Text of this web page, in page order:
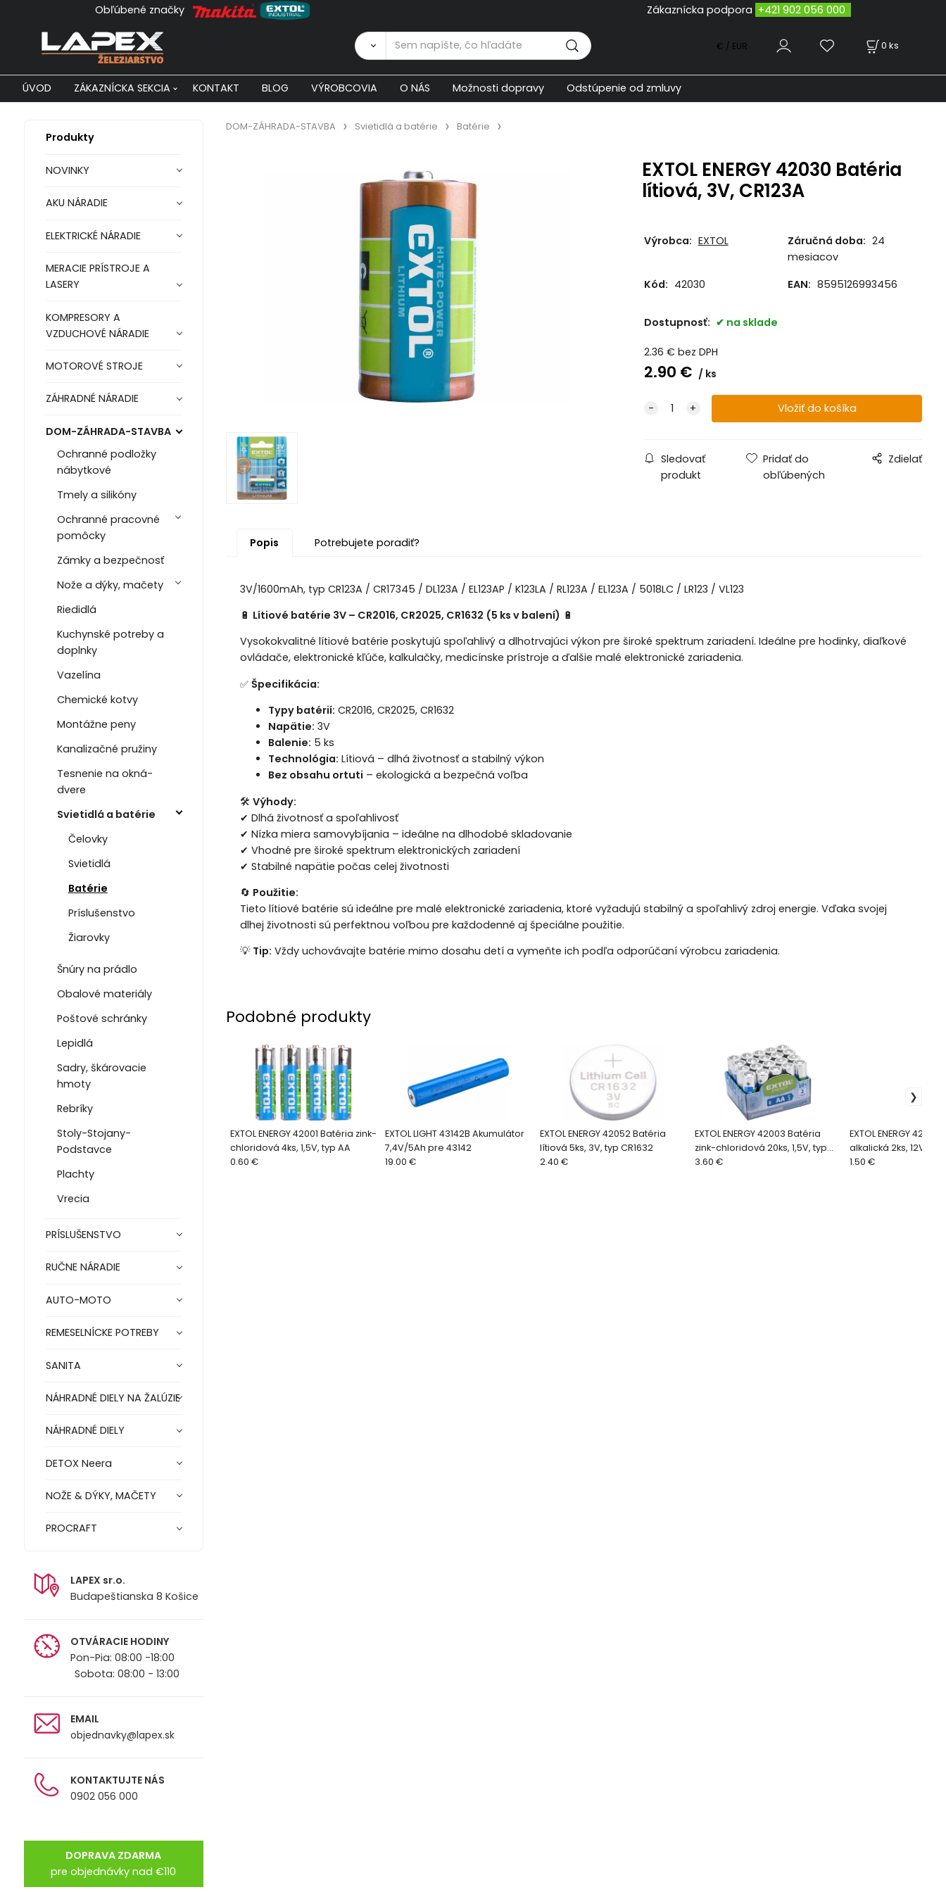
Obľúbené značky Zákaznícka podpora +421 902 056 000
0 ks
€ / EUR
ÚVOD ZÁKAZNÍCKA SEKCIA KONTAKT BLOG VÝROBCOVIA O NÁS Možnosti dopravy Odstúpenie od zmluvy
Produkty
NOVINKY
AKU NÁRADIE
ELEKTRICKÉ NÁRADIE
MERACIE PRÍSTROJE A
LASERY
KOMPRESORY A
VZDUCHOVÉ NÁRADIE
MOTOROVÉ STROJE
ZÁHRADNÉ NÁRADIE
DOM-ZÁHRADA-STAVBA
Ochranné podložky
nábytkové
Tmely a silikóny
Ochranné pracovné
pomôcky
Zámky a bezpečnosť
Nože a dýky, mačety
Riedidlá
Kuchynské potreby a
doplnky
Vazelína
Chemické kotvy
Montážne peny
Kanalizačné pružiny
Tesnenie na okná-
dvere
Svietidlá a batérie
Čelovky
Svietidlá
Batérie
Príslušenstvo
Žiarovky
Šnúry na prádlo
Obalové materiály
Poštové schránky
Lepidlá
Sadry, škárovacie
hmoty
Rebríky
Stoly-Stojany-
Podstavce
Plachty
Vrecia
PRÍSLUŠENSTVO
RUČNE NÁRADIE
AUTO-MOTO
REMESELNÍCKE POTREBY
SANITA
NÁHRADNÉ DIELY NA ŽALÚZIE
NÁHRADNÉ DIELY
DETOX Neera
NOŽE & DÝKY, MAČETY
PROCRAFT
LAPEX sr.o.
Budapeštianska 8 Košice
OTVÁRACIE HODINY
Pon-Pia: 08:00 -18:00
Sobota: 08:00 - 13:00
EMAIL
objednavky@lapex.sk
KONTAKTUJTE NÁS
0902 056 000
DOPRAVA ZDARMA
pre objednávky nad €110
DOM-ZÁHRADA-STAVBA Svietidlá a batérie Batérie
EXTOL ENERGY 42030 Batéria
lítiová, 3V, CR123A
Výrobca: EXTOL Záručná doba: 24
mesiacov
Kód: 42030 EAN: 8595126993456
Dostupnosť: na sklade
2.36 € bez DPH
2.90 € ks
Sledovať
produkt
Pridať do
obľúbených
Zdielať
Popis Potrebujete poradiť?
3V/1600mAh, typ CR123A / CR17345 / DL123A / EL123AP / K123LA / RL123A / EL123A / 5018LC / LR123 / VL123
🔋 Lítiové batérie 3V – CR2016, CR2025, CR1632 (5 ks v balení) 🔋
Vysokokvalitné lítiové batérie poskytujú spoľahlivý a dlhotrvajúci výkon pre široké spektrum zariadení. Ideálne pre hodinky, diaľkové
ovládače, elektronické kľúče, kalkulačky, medicínske prístroje a ďalšie malé elektronické zariadenia.
✅ Špecifikácia:
Typy batérií: CR2016, CR2025, CR1632
Napätie: 3V
Balenie: 5 ks
Technológia: Lítiová – dlhá životnosť a stabilný výkon
Bez obsahu ortuti – ekologická a bezpečná voľba
🛠 Výhody:
✔ Dlhá životnosť a spoľahlivosť
✔ Nízka miera samovybíjania – ideálne na dlhodobé skladovanie
✔ Vhodné pre široké spektrum elektronických zariadení
✔ Stabilné napätie počas celej životnosti
🔄 Použitie:
Tieto lítiové batérie sú ideálne pre malé elektronické zariadenia, ktoré vyžadujú stabilný a spoľahlivý zdroj energie. Vďaka svojej
dlhej životnosti sú perfektnou voľbou pre každodenné aj špeciálne použitie.
💡 Tip: Vždy uchovávajte batérie mimo dosahu detí a vymeňte ich podľa odporúčaní výrobcu zariadenia.
Podobné produkty
EXTOL ENERGY 42001 Batéria zink-
chloridová 4ks, 1,5V, typ AA
0.60 €
EXTOL LIGHT 43142B Akumulátor
7,4V/5Ah pre 43142
19.00 €
EXTOL ENERGY 42052 Batéria
lítiová 5ks, 3V, typ CR1632
2.40 €
EXTOL ENERGY 42003 Batéria
zink-chloridová 20ks, 1,5V, typ
AA
3.60 €
EXTOL ENERGY 42017
alkalická 2ks, 12V, typ
1.50 €